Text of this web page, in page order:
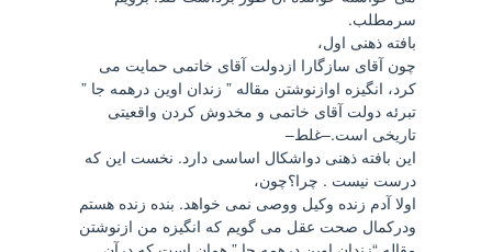
سرمطلب.
بافته ذهنی اول،
چون آقای سازگارا ازدولت آقای خاتمی حمایت می
کرد، انگیزه اوازنوشتن مقاله ” زندان اوین درهمه جا ”
تبرئه دولت آقای خاتمی و مخدوش کردن واقعیتی
تاریخی است.–غلط–
این بافته ذهنی دواشکال اساسی دارد. نخست این که
درست نیست . چرا؟چون،
اولا آدم زنده وکیل ووصی نمی خواهد. بنده زنده هستم
ودرکمال صحت عقل می گویم که انگیزه من ازنوشتن